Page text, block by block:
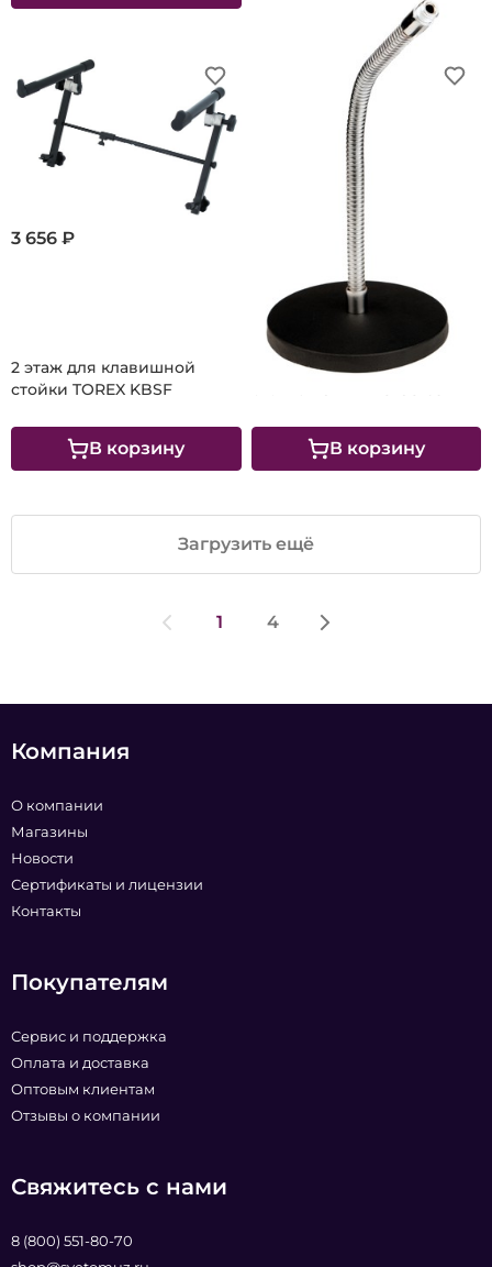
2 этаж для клавишной
стойки TOREX KBSF
3 656 ₽
В корзину
Настольная микрофонная
1 540 ₽
В корзину
Загрузить ещё
1 4
Компания
О компании
Магазины
Новости
Сертификаты и лицензии
Контакты
Покупателям
Сервис и поддержка
Оплата и доставка
Оптовым клиентам
Отзывы о компании
Свяжитесь с нами
8 (800) 551-80-70